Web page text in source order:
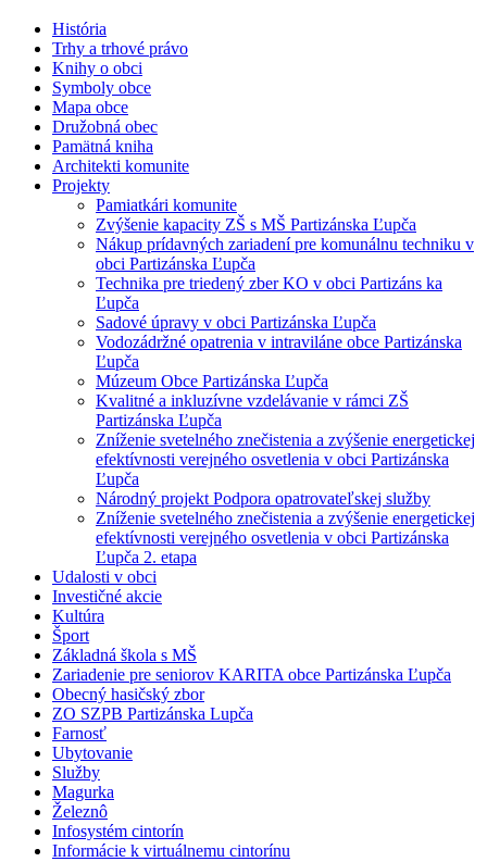
História
Trhy a trhové právo
Knihy o obci
Symboly obce
Mapa obce
Družobná obec
Pamätná kniha
Architekti komunite
Projekty
Pamiatkári komunite
Zvýšenie kapacity ZŠ s MŠ Partizánska Ľupča
Nákup prídavných zariadení pre komunálnu techniku v
obci Partizánska Ľupča
Technika pre triedený zber KO v obci Partizáns ka
Ľupča
Sadové úpravy v obci Partizánska Ľupča
Vodozádržné opatrenia v intraviláne obce Partizánska
Ľupča
Múzeum Obce Partizánska Ľupča
Kvalitné a inkluzívne vzdelávanie v rámci ZŠ
Partizánska Ľupča
Zníženie svetelného znečistenia a zvýšenie energetickej
efektívnosti verejného osvetlenia v obci Partizánska
Ľupča
Národný projekt Podpora opatrovateľskej služby
Zníženie svetelného znečistenia a zvýšenie energetickej
efektívnosti verejného osvetlenia v obci Partizánska
Ľupča 2. etapa
Udalosti v obci
Investičné akcie
Kultúra
Šport
Základná škola s MŠ
Zariadenie pre seniorov KARITA obce Partizánska Ľupča
Obecný hasičský zbor
ZO SZPB Partizánska Lupča
Farnosť
Ubytovanie
Služby
Magurka
Železnô
Infosystém cintorín
Informácie k virtuálnemu cintorínu